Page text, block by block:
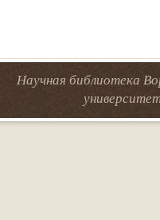
Научная библиотека